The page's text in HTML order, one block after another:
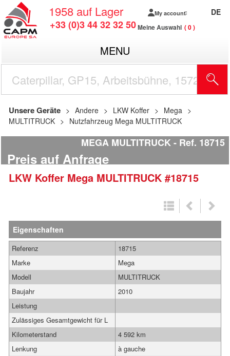
1958 auf Lager
+33 (0)3 44 32 32 50
My account
Meine Auswahl 0
DE
MENU
Unsere Geräte Andere LKW Koffer
Mega
MULTITRUCK
Nutzfahrzeug Mega MULTITRUCK
MEGA MULTITRUCK Ref. 18715
Preis auf Anfrage
LKW Koffer Mega MULTITRUCK #18715
Eigenschaften
Referenz
18715
Marke
Mega
Modell
MULTITRUCK
Baujahr
2010
Leistung
Zulässiges Gesamtgewicht für L
Kilometerstand
4 592 km
Lenkung
à gauche